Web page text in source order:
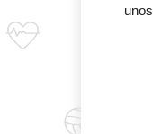
unos